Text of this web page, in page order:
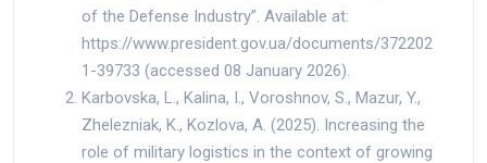
of the Defense Industry”. Available at:
https://www.president.gov.ua/documents/372202
1-39733 (accessed 08 January 2026).
Karbovska, L., Kalina, I., Voroshnov, S., Mazur, Y.,
Zhelezniak, K., Kozlova, A. (2025). Increasing the
role of military logistics in the context of growing